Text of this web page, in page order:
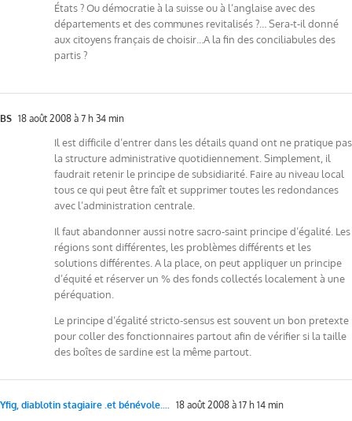
États ? Ou démocratie à la suisse ou à l’anglaise avec des
départements et des communes revitalisés ?… Sera-t-il donné
aux citoyens français de choisir…A la fin des conciliabules des
partis ?
BS 18 août 2008 à 7 h 34 min
Il est difficile d’entrer dans les détails quand ont ne pratique pas
la structure administrative quotidiennement. Simplement, il
faudrait retenir le principe de subsidiarité. Faire au niveau local
tous ce qui peut être faît et supprimer toutes les redondances
avec l’administration centrale.
Il faut abandonner aussi notre sacro-saint principe d’égalité. Les
régions sont différentes, les problèmes différents et les
solutions différentes. A la place, on peut appliquer un principe
d’équité et réserver un % des fonds collectés localement à une
péréquation.
Le principe d’égalité stricto-sensus est souvent un bon pretexte
pour coller des fonctionnaires partout afin de vérifier si la taille
des boîtes de sardine est la même partout.
Yfig, diablotin stagiaire .et bénévole.... 18 août 2008 à 17 h 14 min